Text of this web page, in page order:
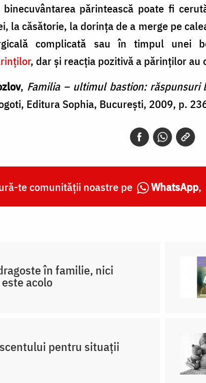
părintească poate fi
la căsătorie, la dorinţa de a merge pe
complicată sau în timpul unei
, dar şi reacţia pozitivă a părinţilor
, Familia – ultimul bastion:
Editura Sophia, București, 2009, p.
te comunității noastre pe WhatsApp,
în familie, nici
acolo
pentru situații